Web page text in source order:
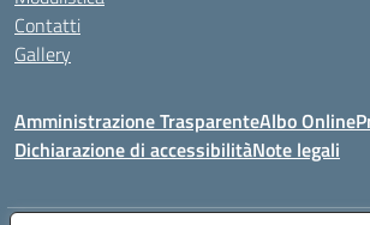
Contatti
Gallery
Amministrazione TrasparenteAlbo Online
Dichiarazione di accessibilitàNote legali